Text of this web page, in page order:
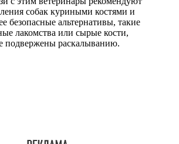
собак куриными костями и
безопасные альтернативы, такие
лакомства или сырые кости,
подвержены раскалыванию.